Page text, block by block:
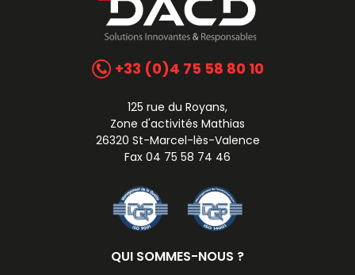
+33 (0)4 75 58 80 10
125 rue du Royans,
Zone d'activités Mathias
26320 St-Marcel-lès-Valence
Fax 04 75 58 74 46
QUI SOMMES-NOUS ?